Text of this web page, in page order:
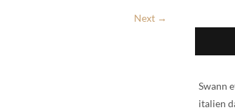
Next →
Swann
italien